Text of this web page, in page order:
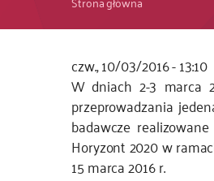
Ścieżka
nawigacyjna
czw., 10/03/2016 - 13:10
W dniach 2-3 marca
przeprowadzania
badawcze
Horyzont 2020 w
15 marca 2016 r.